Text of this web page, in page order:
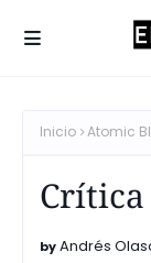
Inicio Atomic
Andrés